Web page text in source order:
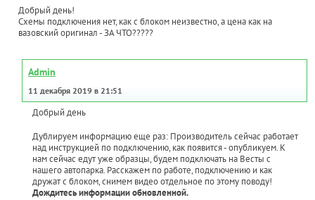
Добрый день!
Схемы подключения нет, как с блоком неизвестно, а цена как на
вазовский оригинал - ЗА ЧТО?????
Admin
11 декабря 2019 в 21:51
Добрый день
Дублируем информацию еще раз: Производитель сейчас работает
над инструкцией по подключению, как появится - опубликуем. К
нам сейчас едут уже образцы, будем подключать на Весты с
нашего автопарка. Расскажем по работе, подключению и как
дружат с блоком, снимем видео отдельное по этому поводу!
Дождитесь информации обновленной.